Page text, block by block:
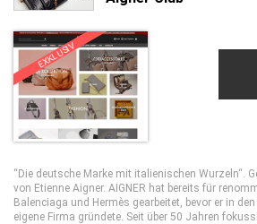
EXKLUSIV
“Die deutsche Marke mit italienischen Wurzeln“.
von Etienne Aigner. AIGNER hat bereits für
Balenciaga und Hermès gearbeitet, bevor er in
eigene Firma gründete. Seit über 50 Jahren